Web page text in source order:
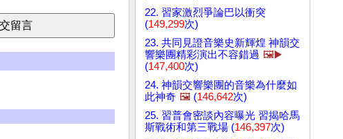
22. 習家激烈爭論巴以衝突
(149,299次)
23. 共同見證音樂史新輝煌 神韻交
響樂團精彩演出不容錯過 🖼️▶️
(147,400次)
24. 神韻交響樂團的音樂為什麼如
此神奇 🖼️ (146,642次)
25. 習普會密談內容曝光 習揭哈馬
斯戰術和第三戰場 (146,397次)